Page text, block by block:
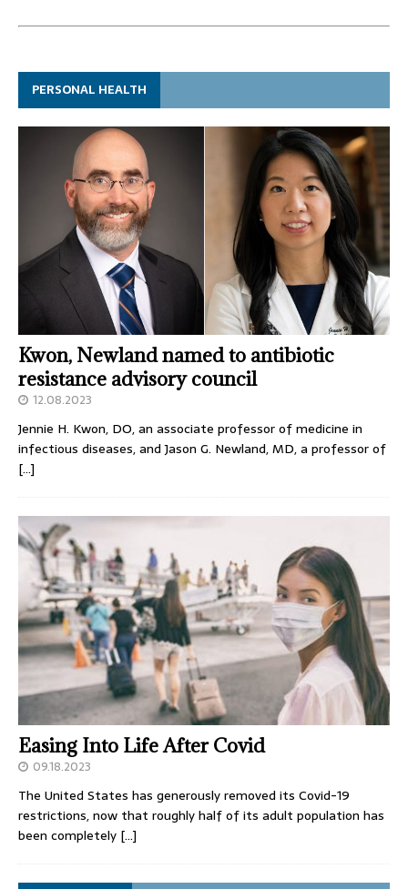
PERSONAL HEALTH
Kwon, Newland named to antibiotic
resistance advisory council
12.08.2023
Jennie H. Kwon, DO, an associate professor of medicine in
infectious diseases, and Jason G. Newland, MD, a professor of
[…]
Easing Into Life After Covid
09.18.2023
The United States has generously removed its Covid-19
restrictions, now that roughly half of its adult population has
been completely […]